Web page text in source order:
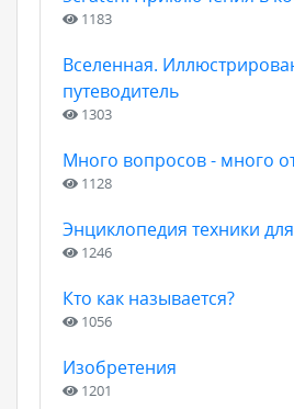
1183
Вселенная.
путеводитель
1303
Много вопросов - много
1128
Энциклопедия техники
1246
Кто как называется?
1056
Изобретения
1201